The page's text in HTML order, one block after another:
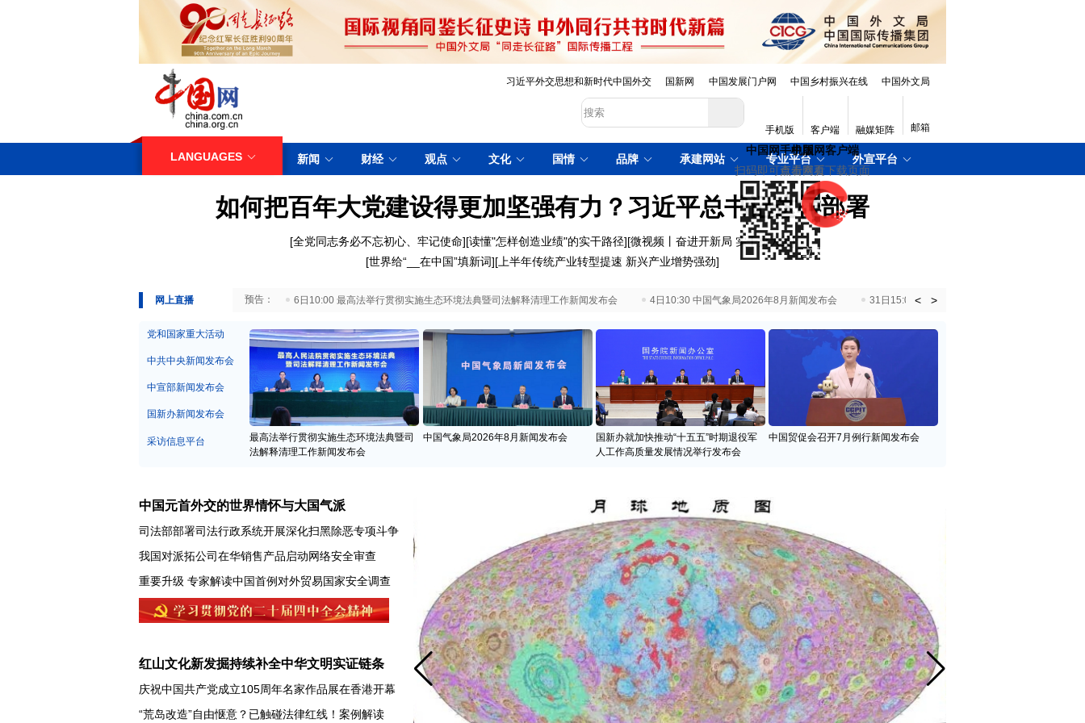
习近平外交思想和新时代中国外交 国新网 中国发展门户网 中国乡村振兴在线 中国外文局
手机版 客户端 融媒矩阵 邮箱
LANGUAGES 新闻 财经 观点 文化 国情 品牌 承建网站 专业平台 外宣平台
如何把百年大党建设得更加坚强有力？习近平总书记这样部署
[全党同志务必不忘初心、牢记使命][读懂"怎样创造业绩"的实干路径][微视频丨奋进开新局 实干挑大梁]
[世界给“__在中国”填新词][ 上半年传统产业转型提速 新兴产业增势强劲]
网上直播
29日10:00 国务院台湾事务办公室7月29日举行新闻发布会 6日10:00 最高法举行贯彻实施生态环境法典暨司法解释清理工作新闻发布会 4日10:30 中国气象局2026年8月新闻发布会 31日15:00 国新办就加快推动“十五五”时期退役
< >
党和国家重大活动
中共中央新闻发布会
中宣部新闻发布会
国新办新闻发布会
采访信息平台
最高法举行贯彻实施生态环境法典暨司
法解释清理工作新闻发布会
中国气象局2026年8月新闻发布会
国新办就加快推动“十五五”时期退役军
人工作高质量发展情况举行发布会
中国贸促会召开7月例行新闻发布会
中国元首外交的世界情怀与大国气派
司法部部署司法行政系统开展深化扫黑除恶专项斗争
我国对派拓公司在华销售产品启动网络安全审查
重要升级 专家解读中国首例对外贸易国家安全调查
红山文化新发掘持续补全中华文明实证链条
庆祝中国共产党成立105周年名家作品展在香港开幕
“荒岛改造”自由惬意？已触碰法律红线！案例解读